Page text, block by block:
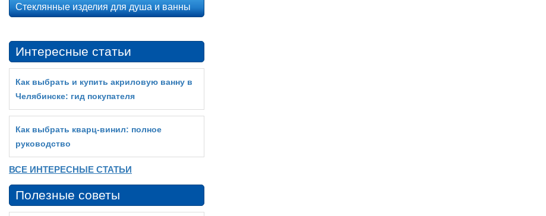
Стеклянные изделия для душа и ванны
Интересные статьи
Как выбрать и купить акриловую ванну в
Челябинске: гид покупателя
Как выбрать кварц‑винил: полное
руководство
ВСЕ ИНТЕРЕСНЫЕ СТАТЬИ
Полезные советы